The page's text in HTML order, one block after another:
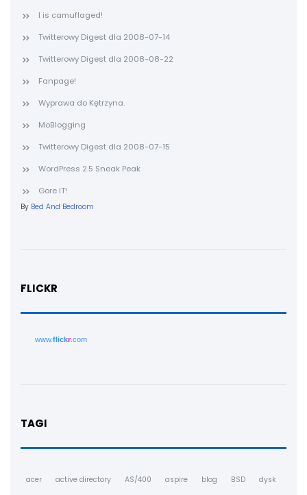
I is camuflaged!
Twitterowy Digest dla 2008-07-14
Twitterowy Digest dla 2008-08-22
Fanpage!
Wyprawa do Kętrzyna.
MoBlogging
Twitterowy Digest dla 2008-07-15
WordPress 2.5 Sneak Peak
Gore IT!
By Bed And Bedroom
FLICKR
www.flickr.com
TAGI
acer active directory AS/400 aspire blog BSD dysk